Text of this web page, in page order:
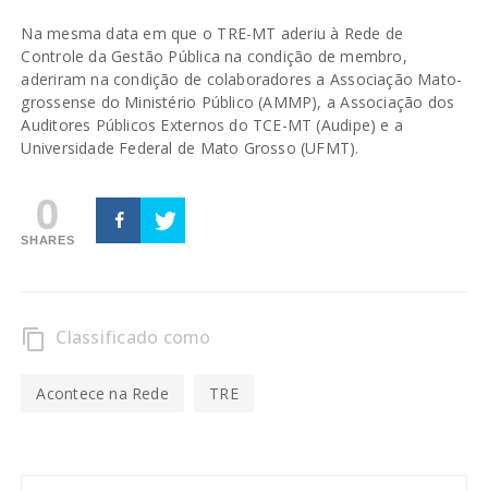
Na mesma data em que o TRE-MT aderiu à Rede de
Controle da Gestão Pública na condição de membro,
aderiram na condição de colaboradores a Associação Mato-
grossense do Ministério Público (AMMP), a Associação dos
Auditores Públicos Externos do TCE-MT (Audipe) e a
Universidade Federal de Mato Grosso (UFMT).
0
SHARES
content_copy Classificado como
Acontece na Rede TRE